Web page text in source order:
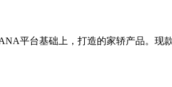
平台基础上，打造的家轿产品。现